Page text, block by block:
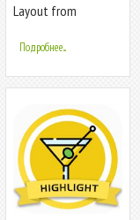
Layout from
Подробнее...